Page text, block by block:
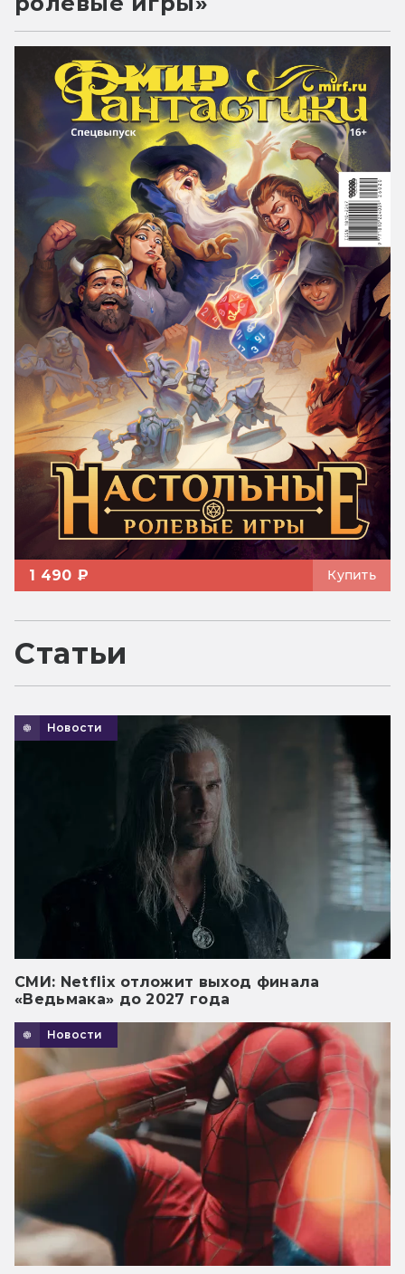
1 490 ₽ Купить
Статьи
Новости
СМИ: Netflix отложит выход финала
«Ведьмака» до 2027 года
Новости